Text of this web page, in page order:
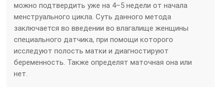
можно подтвердить уже на 4–5 недели от начала
менструального цикла. Суть данного метода
заключается во введении во влагалище женщины
специального датчика, при помощи которого
исследуют полость матки и диагностируют
беременность. Также определят маточная она или
нет.